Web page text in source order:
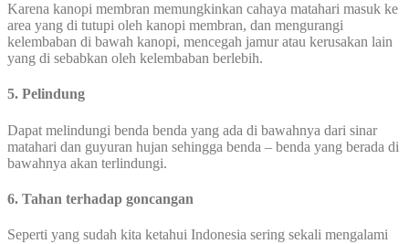
Karena kanopi membran memungkinkan cahaya matahari masuk ke
area yang di tutupi oleh kanopi membran, dan mengurangi
kelembaban di bawah kanopi, mencegah jamur atau kerusakan lain
yang di sebabkan oleh kelembaban berlebih.
5. Pelindung
Dapat melindungi benda benda yang ada di bawahnya dari sinar
matahari dan guyuran hujan sehingga benda – benda yang berada di
bawahnya akan terlindungi.
6. Tahan terhadap goncangan
Seperti yang sudah kita ketahui Indonesia sering sekali mengalami